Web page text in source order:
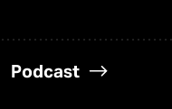
Podcast